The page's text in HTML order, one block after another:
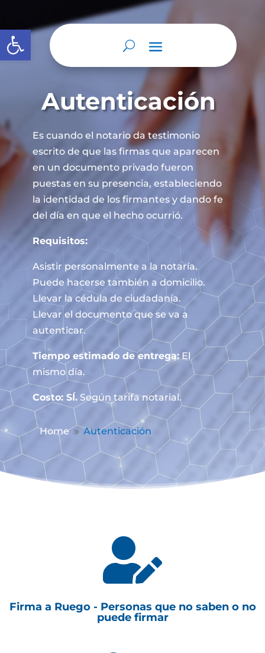
Abrir barra de herramientas
Autenticación
Es cuando el notario da testimonio
escrito de que las firmas que aparecen
en un documento privado fueron
puestas en su presencia, estableciendo
la identidad de los firmantes y dando fe
del día en que el hecho ocurrió.
Requisitos:
Asistir personalmente a la notaría.
Puede hacerse también a domicilio.
Llevar la cédula de ciudadanía.
Llevar el documento que se va a
autenticar.
Tiempo estimado de entrega:El
mismo día.
Costo: SÍ.Según tarifa notarial.
Home 9 Autenticación

Firma a Ruego - Personas que no saben o no
puede firmar